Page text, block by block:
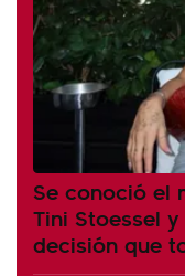
Se conoció el
Tini Stoessel
decisión que